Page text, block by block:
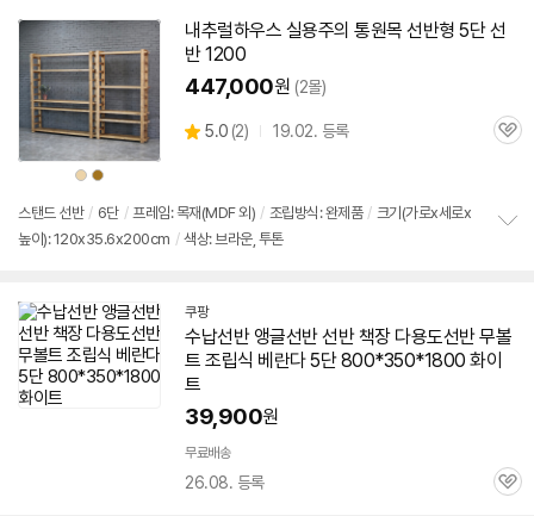
상
품
색
상
상
품
상
내추럴하우스 실용주의 통원목 선반형 5단선
반 1200
447,000원 (2몰)
별
5.0 (상
뷰
2) 19.02. 등록
관
스탠드 선반 / 6단 / 프레임: 목재(MDF 외) / 조립방식: 완제품 / 크기(가로x세로x
높이): 120x35.6x200cm / 색상: 브라운, 투톤
기
쿠팡
수납선반 앵글선반 선반책장다용도선반 무볼
트 조립식 베란다5단800*350*1800 화이
트
39,900원
무료배송
26.08. 등록
관